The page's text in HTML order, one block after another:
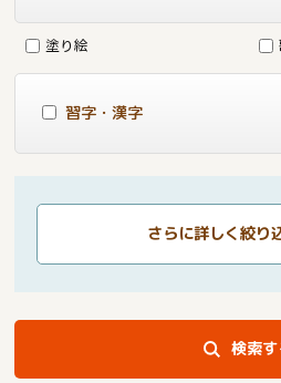
塗り絵
習字・漢字
さらに詳しく絞り
検索す